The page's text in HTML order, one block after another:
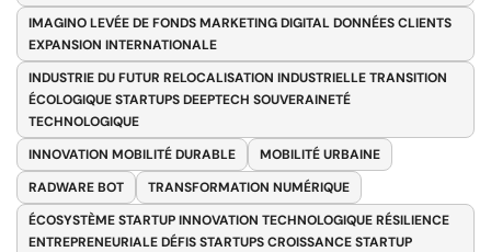
IMAGINO LEVÉE DE FONDS MARKETING DIGITAL DONNÉES CLIENTS
EXPANSION INTERNATIONALE
INDUSTRIE DU FUTUR RELOCALISATION INDUSTRIELLE TRANSITION
ÉCOLOGIQUE STARTUPS DEEPTECH SOUVERAINETÉ
TECHNOLOGIQUE
INNOVATION MOBILITÉ DURABLE
MOBILITÉ URBAINE
RADWARE BOT
TRANSFORMATION NUMÉRIQUE
ÉCOSYSTÈME STARTUP INNOVATION TECHNOLOGIQUE RÉSILIENCE
ENTREPRENEURIALE DÉFIS STARTUPS CROISSANCE STARTUP